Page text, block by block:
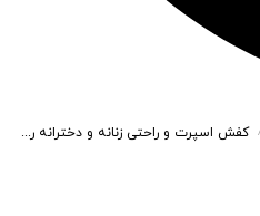
کفش اسپرت و راحتی زنانه و دخترانه رنگ قهوه ای کرم کد M796